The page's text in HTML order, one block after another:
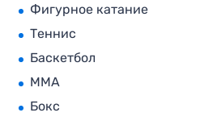
Фигурное катание
Теннис
Баскетбол
MMA
Бокс